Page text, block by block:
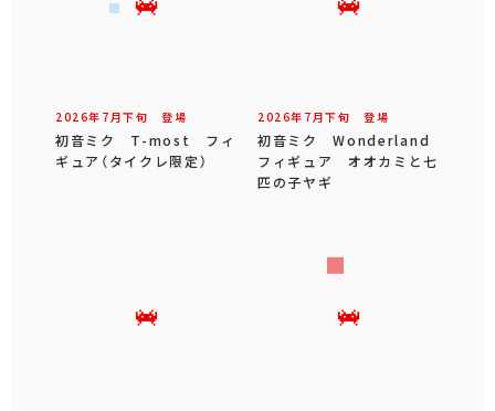
2026年 7 月下旬 登場
初音ミク T-most フィ
ギュア（タイクレ限定）
2026年 7 月下旬 登場
初音ミク Wonderland
フィギュア オオカミと七
匹の子ヤギ